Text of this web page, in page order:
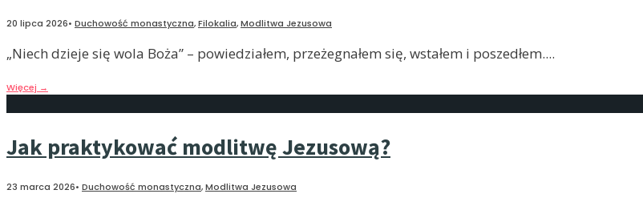
20 lipca 2026• Duchowość monastyczna,Filokalia,Modlitwa Jezusowa
„Niech dzieje się wola Boża” – powiedziałem, przeżegnałem się, wstałem i poszedłem....
Więcej →
Jak praktykować modlitwę Jezusową?
23 marca 2026• Duchowość monastyczna,Modlitwa Jezusowa